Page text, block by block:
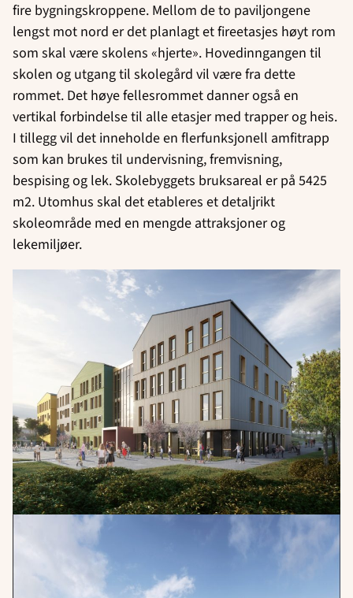
fire bygningskroppene. Mellom de to paviljongene
lengst mot nord er det planlagt et fireetasjes høyt rom
som skal være skolens «hjerte». Hovedinngangen til
skolen og utgang til skolegård vil være fra dette
rommet. Det høye fellesrommet danner også en
vertikal forbindelse til alle etasjer med trapper og heis.
I tillegg vil det inneholde en flerfunksjonell amfitrapp
som kan brukes til undervisning, fremvisning,
bespising og lek. Skolebyggets bruksareal er på 5425
m2. Utomhus skal det etableres et detaljrikt
skoleområde med en mengde attraksjoner og
lekemiljøer.